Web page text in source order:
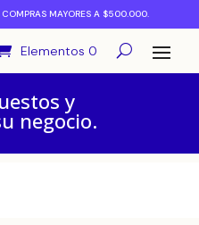
MAYORES A $500.000.
Elementos 0
y
negocio.